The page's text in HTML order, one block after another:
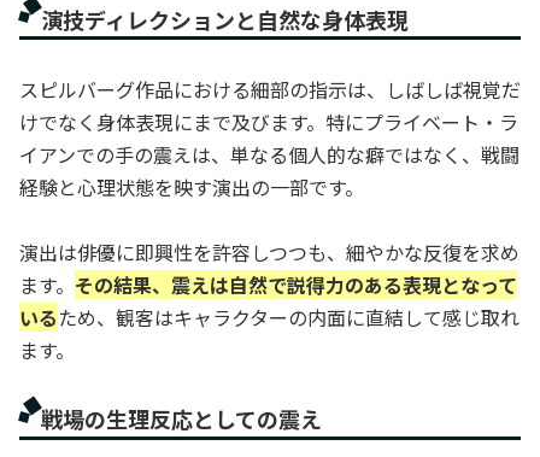
演技ディレクションと自然な身体表現
スピルバーグ作品における細部の指示は、しばしば視覚だ
けでなく身体表現にまで及びます。特にプライベート・ラ
イアンでの手の震えは、単なる個人的な癖ではなく、戦闘
経験と心理状態を映す演出の一部です。
演出は俳優に即興性を許容しつつも、細やかな反復を求め
ます。 その結果、震えは自然で説得力のある表現となって
いるため、観客はキャラクターの内面に直結して感じ取れ
ます。
戦場の生理反応としての震え